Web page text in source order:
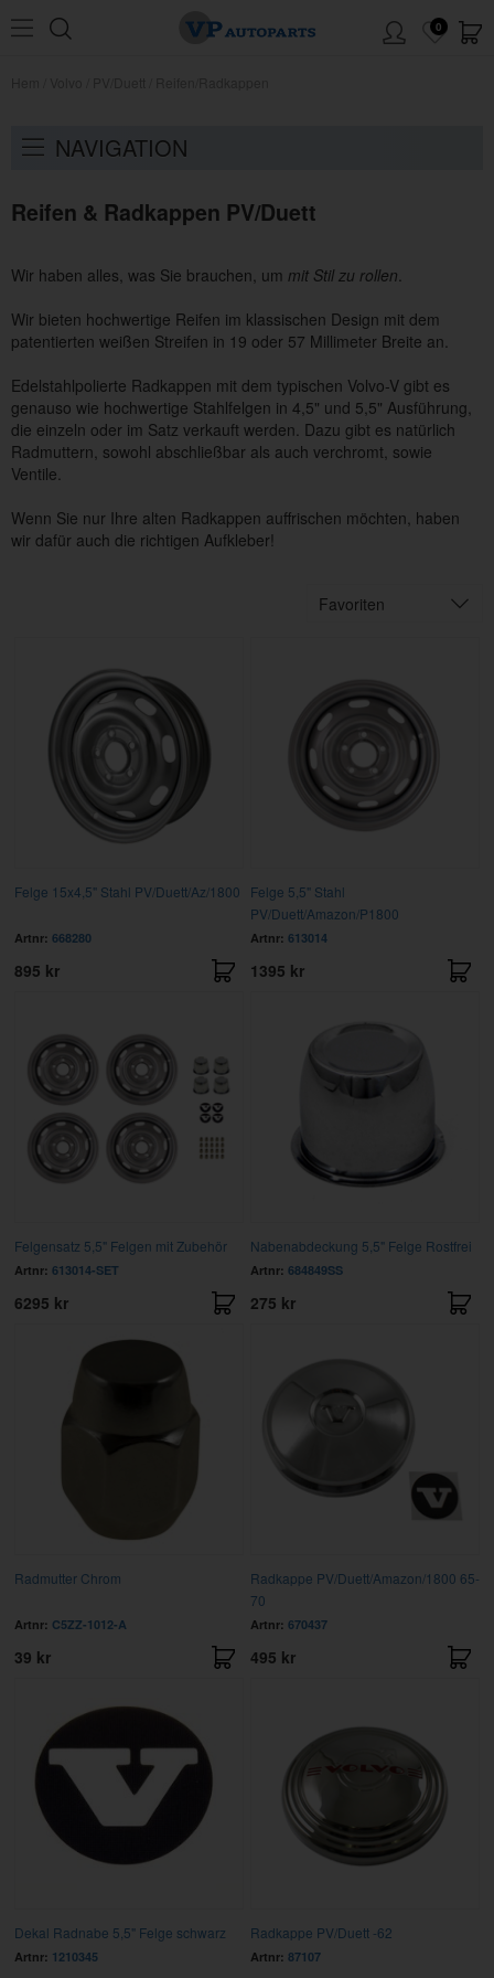
0
NAVIGATION
Reifen & Radkappen PV/Duett
Wir haben alles, was Sie brauchen, um mit Stil zu rollen.
Wir bieten hochwertige Reifen im klassischen Design mit dem
patentierten weißen Streifen in 19 oder 57 Millimeter Breite an.
Edelstahlpolierte Radkappen mit dem typischen Volvo-V gibt es
genauso wie hochwertige Stahlfelgen in 4,5" und 5,5" Ausführung,
die einzeln oder im Satz verkauft werden. Dazu gibt es natürlich
Radmuttern, sowohl abschließbar als auch verchromt, sowie
Ventile.
Wenn Sie nur Ihre alten Radkappen auffrischen möchten, haben
wir dafür auch die richtigen Aufkleber!
Favoriten
Felge 15x4,5" Stahl PV/Duett/Az/1800
Artnr: 668280
895 kr
Felge 5,5" Stahl
PV/Duett/Amazon/P1800
Artnr: 613014
1395 kr
Felgensatz 5,5" Felgen mit Zubehör
Artnr: 613014-SET
6295 kr
Nabenabdeckung 5,5" Felge Rostfrei
Artnr: 684849SS
275 kr
Radmutter Chrom
Artnr: C5ZZ-1012-A
39 kr
Radkappe PV/Duett/Amazon/1800 65-
70
Artnr: 670437
495 kr
Dekal Radnabe 5,5" Felge schwarz
Artnr: 1210345
Radkappe PV/Duett -62
Artnr: 87107